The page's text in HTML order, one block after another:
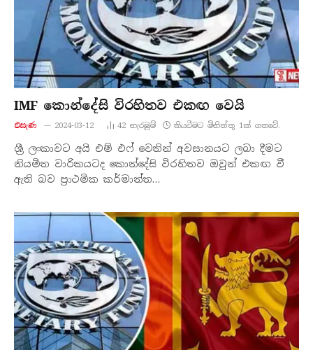
IMF කොන්දේසි විරහිතව එකඟ වෙයි
එසැණ 2024-03-12 42 නැරඹු​ම් කියවීමට මිනිත්තු 1ක් ගතවේ.
ශ්‍රී ලංකාවට අයි එම් එෆ් වෙතින් අවසානයට ලබා දීමට
නියමිත වාරිකයටද කොන්දේසි විරහිතව ඔවුන් එකඟ වී
ඇති බව ප්‍රාථමික කර්මාන්ත…